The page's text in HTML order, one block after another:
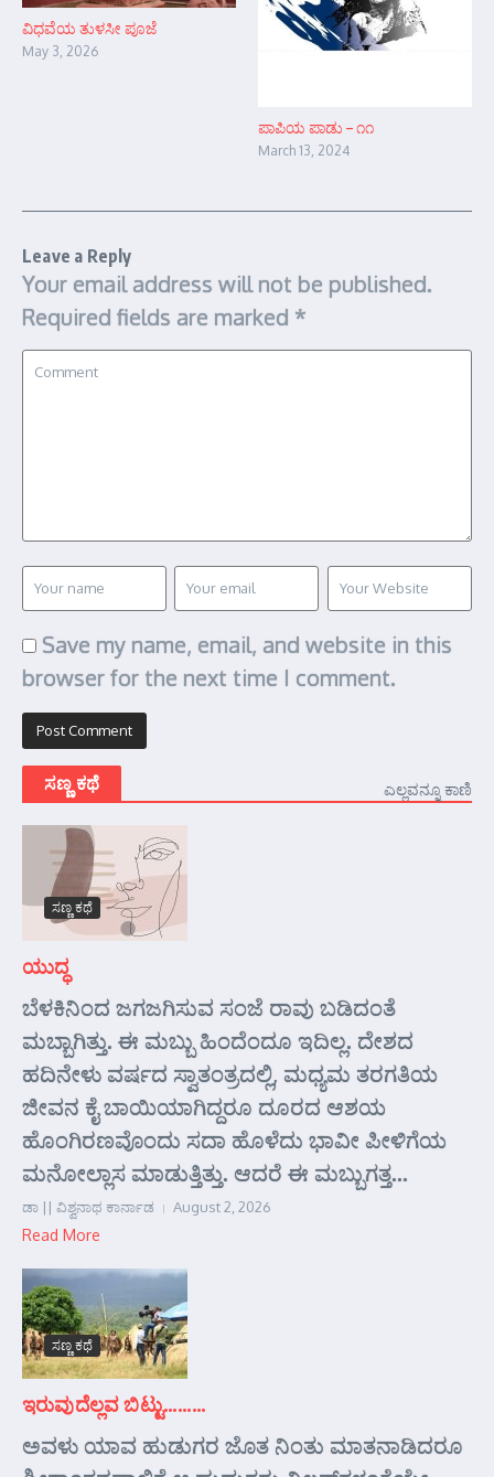
ವಿಧವೆಯ ತುಳಸೀ ಪೂಜೆ
May 3, 2026
ಪಾಪಿಯ ಪಾಡು – ೧೧
March 13, 2024
Leave a Reply
Your email address will not be published.
Required fields are marked *
Save my name, email, and website in this
browser for the next time I comment.
ಸಣ್ಣ ಕಥೆ ಎಲ್ಲವನ್ನೂ ಕಾಣಿ
ಸಣ್ಣ ಕಥೆ
ಯುದ್ಧ
ಬೆಳಕಿನಿಂದ ಜಗಜಗಿಸುವ ಸಂಜೆ ರಾವು ಬಡಿದಂತೆ
ಮಬ್ಬಾಗಿತ್ತು. ಈ ಮಬ್ಬು ಹಿಂದೆಂದೂ ಇದಿಲ್ಲ. ದೇಶದ
ಹದಿನೇಳು ವರ್ಷದ ಸ್ವಾತಂತ್ರದಲ್ಲಿ, ಮಧ್ಯಮ ತರಗತಿಯ
ಜೀವನ ಕೈ ಬಾಯಿಯಾಗಿದ್ದರೂ ದೂರದ ಆಶಯ
ಹೊಂಗಿರಣವೊಂದು ಸದಾ ಹೊಳೆದು ಭಾವೀ ಪೀಳಿಗೆಯ
ಮನೋಲ್ಲಾಸ ಮಾಡುತ್ತಿತ್ತು. ಆದರೆ ಈ ಮಬ್ಬುಗತ್ತ...
ಡಾ || ವಿಶ್ವನಾಥ ಕಾರ್ನಾಡ August 2, 2026
Read More
ಸಣ್ಣ ಕಥೆ
ಇರುವುದೆಲ್ಲವ ಬಿಟ್ಟು………
ಅವಳು ಯಾವ ಹುಡುಗರ ಜೊತ ನಿಂತು ಮಾತನಾಡಿದರೂ